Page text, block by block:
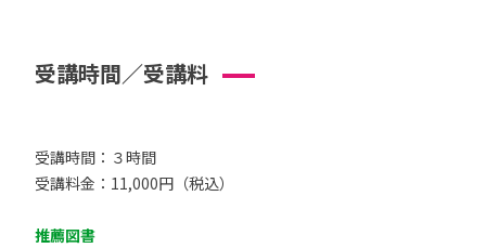
受講時間／受講料
受講時間：３時間
受講料金：11,000円（税込）
推薦図書